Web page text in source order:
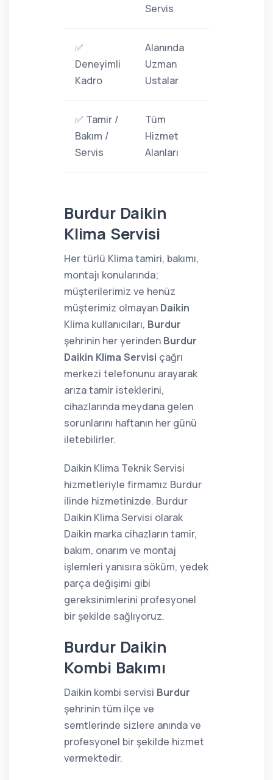
Servis
✅
Deneyimli
Kadro
Alanında
Uzman
Ustalar
✅ Tamir /
Bakım /
Servis
Tüm
Hizmet
Alanları
Burdur Daikin
Klima Servisi
Her türlü Klima tamiri, bakımı,
montajı konularında;
müşterilerimiz ve henüz
müşterimiz olmayan Daikin
Klima kullanıcıları, Burdur
şehrinin her yerinden Burdur
Daikin Klima Servisi çağrı
merkezi telefonunu arayarak
arıza tamir isteklerini,
cihazlarında meydana gelen
sorunlarını haftanın her günü
iletebilirler.
Daikin Klima Teknik Servisi
hizmetleriyle firmamız Burdur
ilinde hizmetinizde. Burdur
Daikin Klima Servisi olarak
Daikin marka cihazların tamir,
bakım, onarım ve montaj
işlemleri yanısıra söküm, yedek
parça değişimi gibi
gereksinimlerini profesyonel
bir şekilde sağlıyoruz.
Burdur Daikin
Kombi Bakımı
Daikin kombi servisi Burdur
şehrinin tüm ilçe ve
semtlerinde sizlere anında ve
profesyonel bir şekilde hizmet
vermektedir.